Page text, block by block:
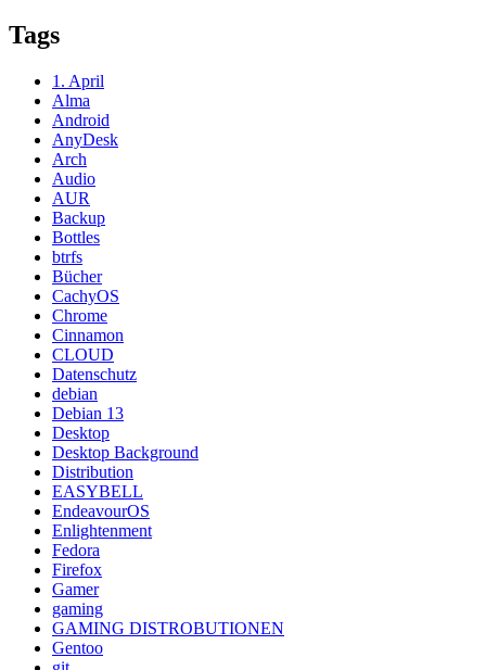
Tags
1. April
Alma
Android
AnyDesk
Arch
Audio
AUR
Backup
Bottles
btrfs
Bücher
CachyOS
Chrome
Cinnamon
CLOUD
Datenschutz
debian
Debian 13
Desktop
Desktop Background
Distribution
EASYBELL
EndeavourOS
Enlightenment
Fedora
Firefox
Gamer
gaming
GAMING DISTROBUTIONEN
Gentoo